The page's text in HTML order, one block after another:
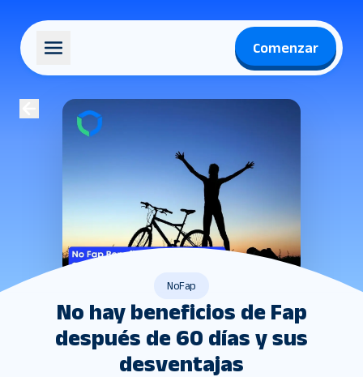
Comenzar
NoFap
No hay beneficios de Fap
después de 60 días y sus
desventajas